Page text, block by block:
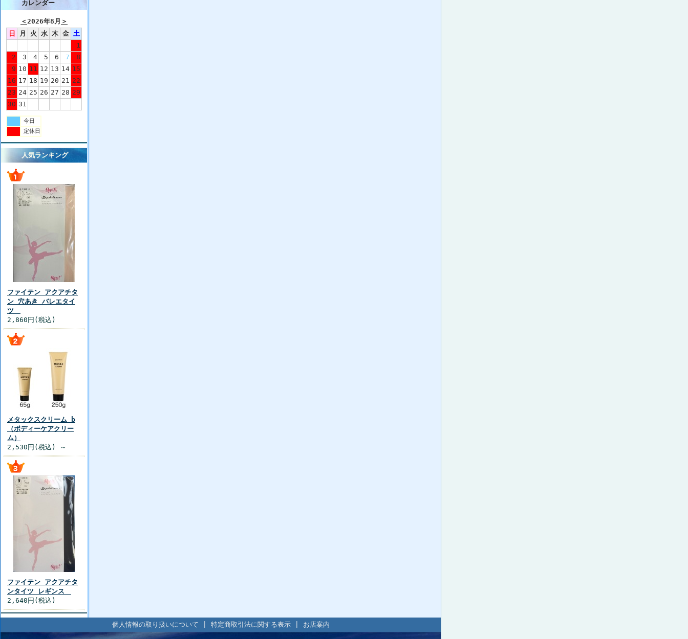
カレンダー
＜2026年8月 ＞
日
月 火 水 木 金 土
1
2
3 4 5 6 7
8
9 10 11 12 13 14 15
16 17 18 19 20 21 22
23 24 25 26 27 28 29
30 31
今日
定休日
人気ランキング
ファイテン アクアチタ
ン 穴あき バレエタイ
ツ
2,860円(税込)
メタックスクリーム b
（ボディーケアクリー
ム）
2,530円(税込) ～
ファイテン アクアチタ
ンタイツ レギンス
2,640円(税込)
個人情報の取り扱いについて 特定商取引法に関する表示| お店案内